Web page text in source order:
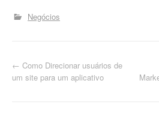
Negócios
N
← Como Direcionar usuários de
um site para um aplicativo